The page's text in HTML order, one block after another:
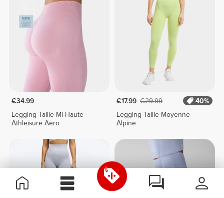
€34.99
Legging Taille Mi-Haute
Athleisure Aero
€17.99 €29.99
40%
Legging Taille Moyenne
Alpine